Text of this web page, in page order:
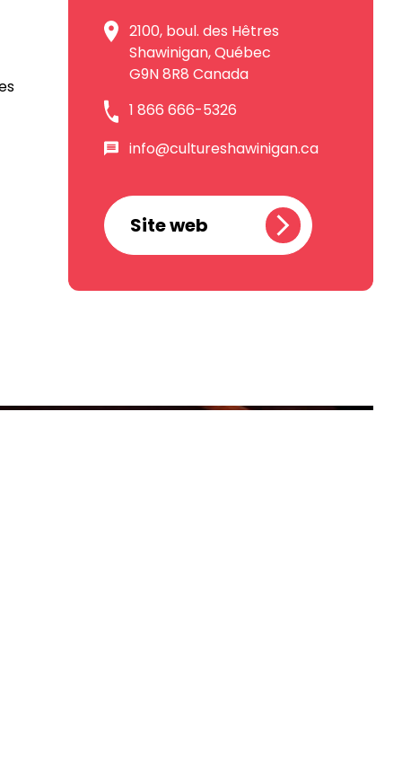
2100, boul. des Hêtres
Shawinigan, Québec
G9N 8R8 Canada
1 866 666-5326
info@cultureshawinigan.ca
Site web